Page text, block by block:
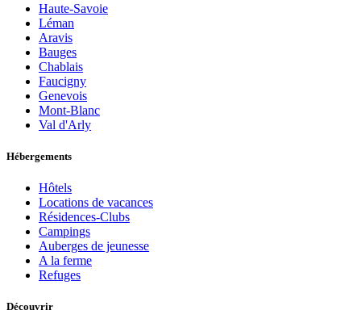
Haute-Savoie
Léman
Aravis
Bauges
Chablais
Faucigny
Genevois
Mont-Blanc
Val d'Arly
Hébergements
Hôtels
Locations de vacances
Résidences-Clubs
Campings
Auberges de jeunesse
A la ferme
Refuges
Découvrir